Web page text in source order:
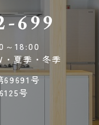
699
～18:00
・夏季・冬季
69691号
号